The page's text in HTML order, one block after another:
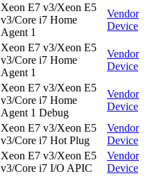
Xeon E7 v3/Xeon E5
v3/Core i7 Home
Agent 1
Vendor
Device
Xeon E7 v3/Xeon E5
v3/Core i7 Home
Agent 1
Vendor
Device
Xeon E7 v3/Xeon E5
v3/Core i7 Home
Agent 1 Debug
Vendor
Device
Xeon E7 v3/Xeon E5
v3/Core i7 Hot Plug
Vendor
Device
Xeon E7 v3/Xeon E5
v3/Core i7 I/O APIC
Vendor
Device